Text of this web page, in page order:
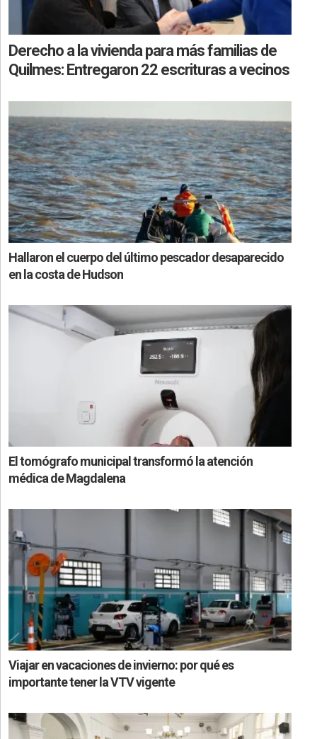
Derecho a la vivienda para más familias de
Quilmes: Entregaron 22 escrituras a vecinos
Hallaron el cuerpo del último pescador desaparecido
en la costa de Hudson
El tomógrafo municipal transformó la atención
médica de Magdalena
Viajar en vacaciones de invierno: por qué es
importante tener la VTV vigente